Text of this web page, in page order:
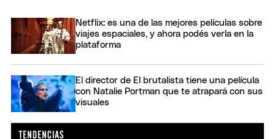
Netflix: es una de las mejores películas sobre
viajes espaciales, y ahora podés verla en la
plataforma
El director de El brutalista tiene una película
con Natalie Portman que te atrapará con sus
visuales